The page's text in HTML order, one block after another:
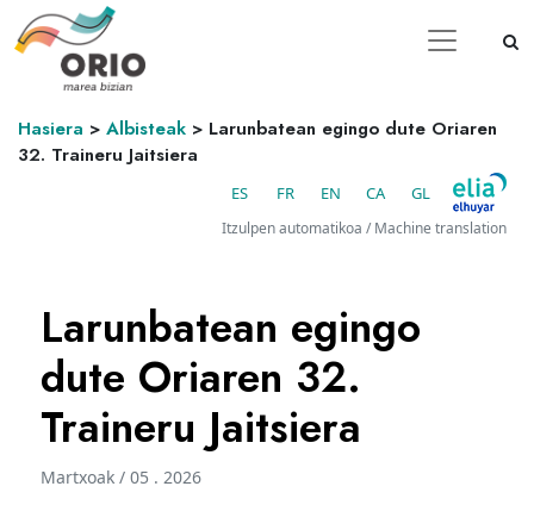
Hasiera > Albisteak > Larunbatean egingo dute Oriaren
32. Traineru Jaitsiera
ES FR EN CA GL
Itzulpen automatikoa / Machine translation
Larunbatean egingo
dute Oriaren 32.
Traineru Jaitsiera
Martxoak / 05 . 2026